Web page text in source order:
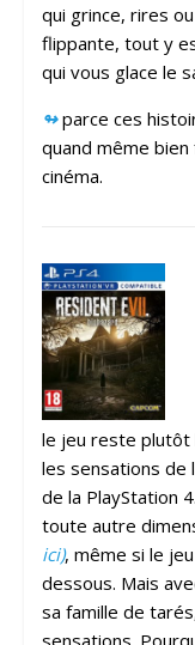
qui grince, rires
flippante, tout y
qui vous glace le
↬ parce ces
quand même bien
cinéma.
le jeu reste plutôt
les sensations de
de la PlayStation
toute autre
ici), même si le
dessous. Mais
sa famille de